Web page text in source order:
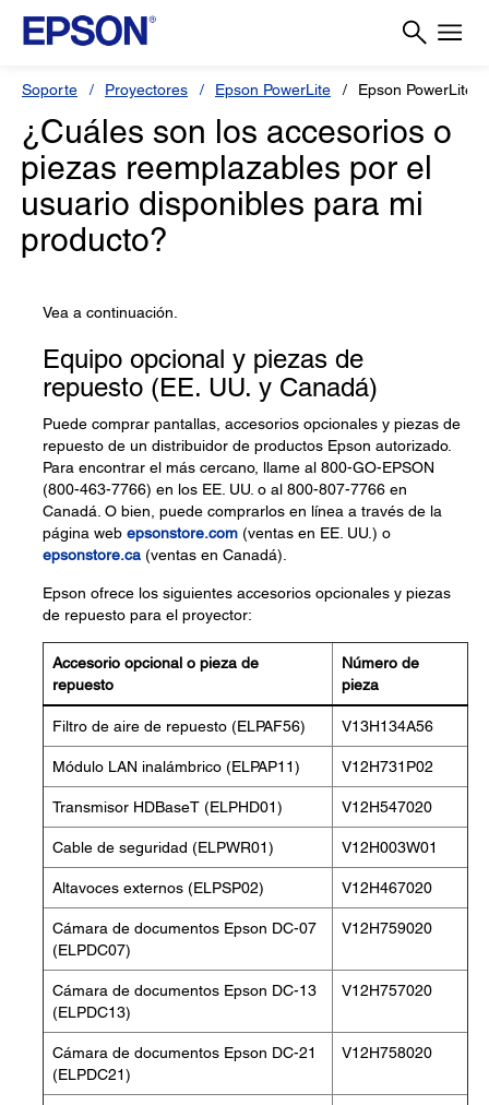
Soporte Proyectores Epson PowerLite Epson PowerLite
¿Cuáles son los accesorios o
piezas reemplazables por el
usuario disponibles para mi
producto?
Vea a continuación.
Equipo opcional y piezas de
repuesto (EE. UU. y Canadá)
Puede comprar pantallas, accesorios opcionales y piezas de
repuesto de un distribuidor de productos Epson autorizado.
Para encontrar el más cercano, llame al 800-GO-EPSON
(800-463-7766) en los EE. UU. o al 800-807-7766 en
Canadá. O bien, puede comprarlos en línea a través de la
página web epsonstore.com (ventas en EE. UU.) o
epsonstore.ca (ventas en Canadá).
Epson ofrece los siguientes accesorios opcionales y piezas
de repuesto para el proyector:
Accesorio opcional o pieza de
repuesto
Número de
pieza
Filtro de aire de repuesto (ELPAF56) V13H134A56
Módulo LAN inalámbrico (ELPAP11) V12H731P02
Transmisor HDBaseT (ELPHD01) V12H547020
Cable de seguridad (ELPWR01) V12H003W01
Altavoces externos (ELPSP02) V12H467020
Cámara de documentos Epson DC-07
(ELPDC07)
V12H759020
Cámara de documentos Epson DC-13
(ELPDC13)
V12H757020
Cámara de documentos Epson DC-21
(ELPDC21)
V12H758020